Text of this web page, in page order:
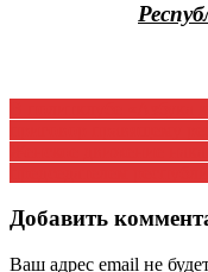
Навигация
по
записям
Добавить
Ваш адрес email не